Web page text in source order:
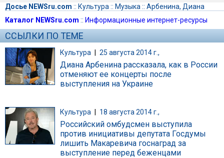
Досье NEWSru.com :: Культура :: Музыка :: Арбенина, Диана
Каталог NEWSru.com :: Информационные интернет-ресурсы
ССЫЛКИ ПО ТЕМЕ
Культура | 25 августа 2014 г.,
Диана Арбенина рассказала, как в России
отменяют ее концерты после
выступления на Украине
Культура 18 августа 2014 г.,
Российский омбудсмен выступила
против инициативы депутата Госдумы
лишить Макаревича госнаград за
выступление перед беженцами